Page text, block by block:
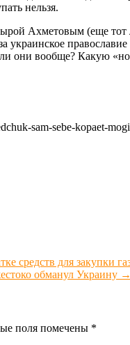
нельзя.
Ахметовым (еще тот
украинское
они вообще? Какую
sam-sebe-kopaet-
средств для закупки
обманул Украину →
поля помечены *